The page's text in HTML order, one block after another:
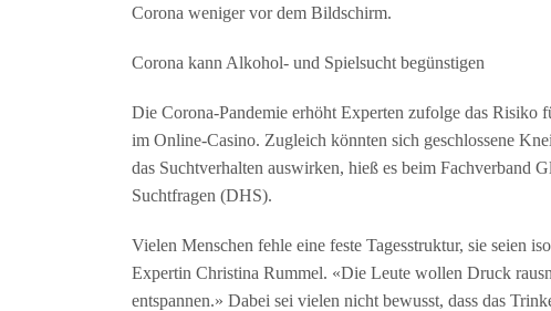
Corona weniger vor dem Bildschirm.
Corona kann Alkohol- und Spielsucht begünstigen
Die Corona-Pandemie erhöht Experten zufolge das
im Online-Casino. Zugleich könnten sich geschlossene
das Suchtverhalten auswirken, hieß es beim Fachverband
Suchtfragen (DHS).
Vielen Menschen fehle eine feste Tagesstruktur, sie seien
Expertin Christina Rummel. «Die Leute wollen Druck
entspannen.» Dabei sei vielen nicht bewusst, dass das